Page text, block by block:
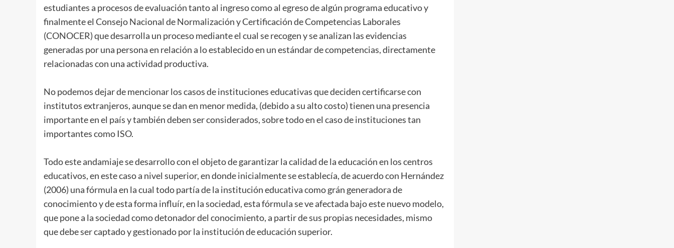
estudiantes a procesos de evaluación tanto al ingreso como al egreso de algún programa educativo y
finalmente el Consejo Nacional de Normalización y Certificación de Competencias Laborales
(CONOCER) que desarrolla un proceso mediante el cual se recogen y se analizan las evidencias
generadas por una persona en relación a lo establecido en un estándar de competencias, directamente
relacionadas con una actividad productiva.
No podemos dejar de mencionar los casos de instituciones educativas que deciden certificarse con
institutos extranjeros, aunque se dan en menor medida, (debido a su alto costo) tienen una presencia
importante en el país y también deben ser considerados, sobre todo en el caso de instituciones tan
importantes como ISO.
Todo este andamiaje se desarrollo con el objeto de garantizar la calidad de la educación en los centros
educativos, en este caso a nivel superior, en donde inicialmente se establecía, de acuerdo con Hernández
(2006) una fórmula en la cual todo partía de la institución educativa como grán generadora de
conocimiento y de esta forma influír, en la sociedad, esta fórmula se ve afectada bajo este nuevo modelo,
que pone a la sociedad como detonador del conocimiento, a partir de sus propias necesidades, mismo
que debe ser captado y gestionado por la institución de educación superior.